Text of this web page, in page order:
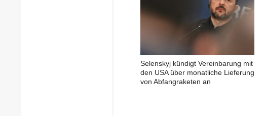
Selenskyj kündigt Vereinbarung mit
den USA über monatliche Lieferung
von Abfangraketen an